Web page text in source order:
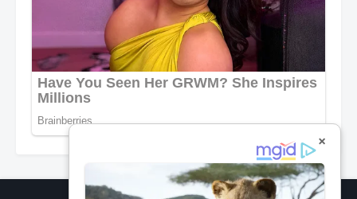
×